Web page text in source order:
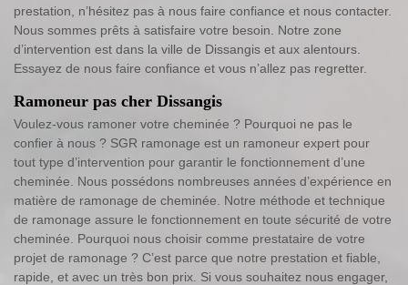
prestation, n’hésitez pas à nous faire confiance et nous contacter.
Nous sommes prêts à satisfaire votre besoin. Notre zone
d’intervention est dans la ville de Dissangis et aux alentours.
Essayez de nous faire confiance et vous n’allez pas regretter.
Ramoneur pas cher Dissangis
Voulez-vous ramoner votre cheminée ? Pourquoi ne pas le
confier à nous ? SGR ramonage est un ramoneur expert pour
tout type d’intervention pour garantir le fonctionnement d’une
cheminée. Nous possédons nombreuses années d’expérience en
matière de ramonage de cheminée. Notre méthode et technique
de ramonage assure le fonctionnement en toute sécurité de votre
cheminée. Pourquoi nous choisir comme prestataire de votre
projet de ramonage ? C’est parce que notre prestation et fiable,
rapide, et avec un très bon prix. Si vous souhaitez nous engager,